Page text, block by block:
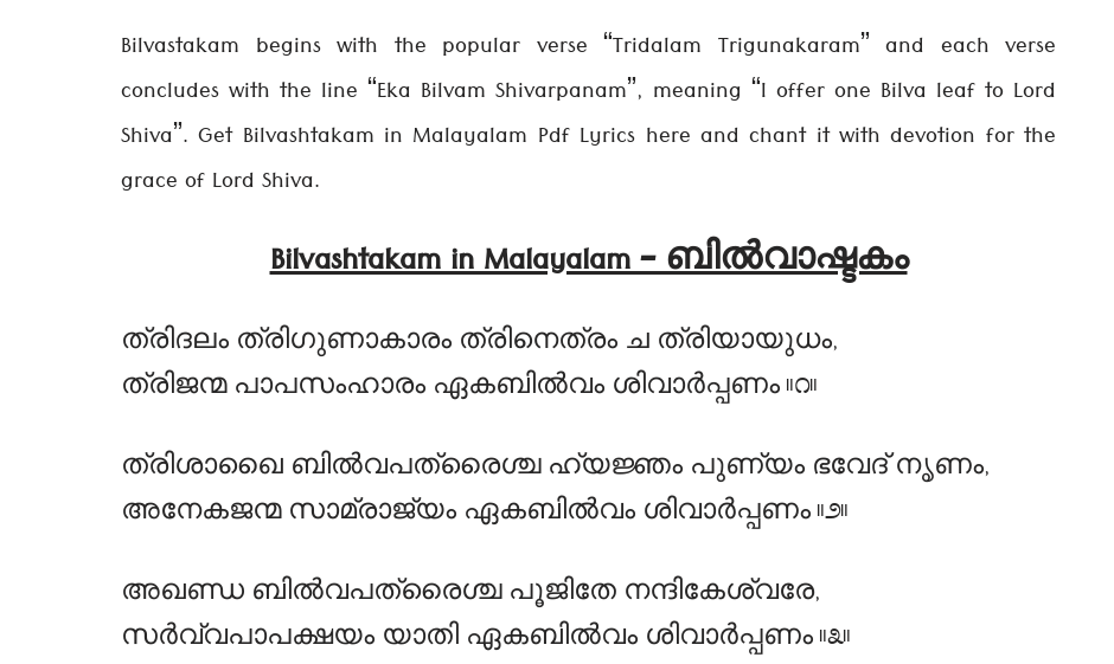
Bilvastakam begins with the popular verse “Tridalam Trigunakaram” and each verse
concludes with the line “Eka Bilvam Shivarpanam”, meaning “I offer one Bilva leaf to Lord
Shiva”. Get Bilvashtakam in Malayalam Pdf Lyrics here and chant it with devotion for the
grace of Lord Shiva.
Bilvashtakam in Malayalam – ബിൽവാഷ്ടകം
ത്രിദലം ത്രിഗുണാകാരം ത്രിനെത്രം ച ത്രിയായുധം,
ത്രിജന്മ പാപസംഹാരം ഏകബിൽവം ശിവാർപ്പണം ॥೧॥
ത്രിശാഖൈ ബിൽവപത്രൈശ്ച ഹ്യജ്ഞം പുണ്യം ഭവേദ് നൃണം,
അനേകജന്മ സാമ്രാജ്യം ഏകബിൽവം ശിവാർപ്പണം ॥೨॥
അഖണ്ഡ ബിൽവപത്രൈശ്ച പൂജിതേ നന്ദികേശ്വരേ,
സർവ്വപാപക്ഷയം യാതി ഏകബിൽവം ശിവാർപ്പണം ॥೩॥